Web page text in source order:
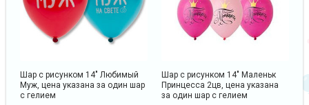
Шар с рисунком 14" Любимый
Муж, цена указана за один шар
с гелием
Шар с рисунком 14" Маленьк
Принцесса 2цв, цена указана
за один шар с гелием